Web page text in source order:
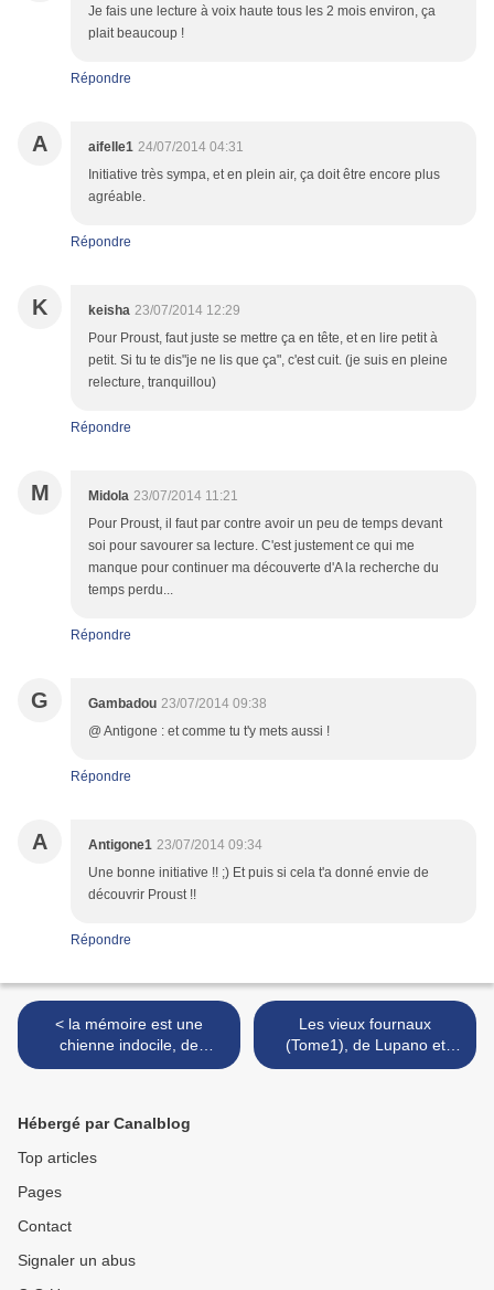
Je fais une lecture à voix haute tous les 2 mois environ, ça
plait beaucoup !
Répondre
A aifelle1 24/07/2014 04:31
Initiative très sympa, et en plein air, ça doit être encore plus
agréable.
Répondre
K keisha 23/07/2014 12:29
Pour Proust, faut juste se mettre ça en tête, et en lire petit à
petit. Si tu te dis"je ne lis que ça", c'est cuit. (je suis en pleine
relecture, tranquillou)
Répondre
M Midola 23/07/2014 11:21
Pour Proust, il faut par contre avoir un peu de temps devant
soi pour savourer sa lecture. C'est justement ce qui me
manque pour continuer ma découverte d'A la recherche du
temps perdu...
Répondre
G Gambadou 23/07/2014 09:38
@ Antigone : et comme tu t'y mets aussi !
Répondre
A Antigone1 23/07/2014 09:34
Une bonne initiative !! ;) Et puis si cela t'a donné envie de
découvrir Proust !!
Répondre
< la mémoire est une
chienne indocile, de
Perlman Elliot
Les vieux fournaux
(Tome1), de Lupano et
Cauuet >
Hébergé par Canalblog
Top articles
Pages
Contact
Signaler un abus